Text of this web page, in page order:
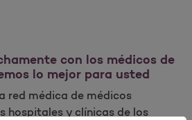
con los médicos de
lo mejor para usted
red médica de médicos
hospitales y clínicas de los